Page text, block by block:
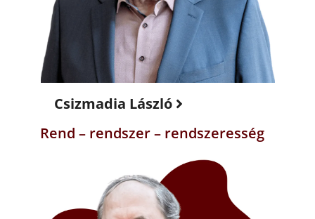
Csizmadia László
Rend – rendszer – rendszeresség